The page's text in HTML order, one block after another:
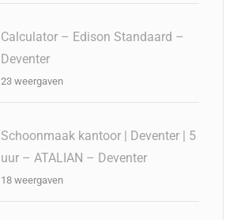
Calculator – Edison Standaard –
Deventer
23 weergaven
Schoonmaak kantoor | Deventer | 5
uur – ATALIAN – Deventer
18 weergaven